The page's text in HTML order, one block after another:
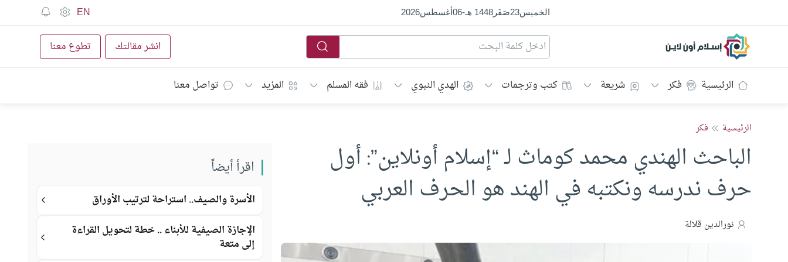
الخميس23صَفَر1448 هـ -
06أغسطس2026
EN
إسلام أون لاين انشر مقالتك تطوع معنا
الرئيسية فكر شريعة كتب وترجمات الهدي النبوي فقه المسلم المزيد تواصل معنا
الرئيسية فكر
الباحث الهندي محمد كوماث لـ “إسلام أونلاين”: أول
حرف ندرسه ونكتبه في الهند هو الحرف العربي
نورالدين قلالة
اقرأ أيضاً
الأسرة والصيف.. استراحة لترتيب الأوراق
الإجازة الصيفية للأبناء .. خطة لتحويل القراءة
إلى متعة